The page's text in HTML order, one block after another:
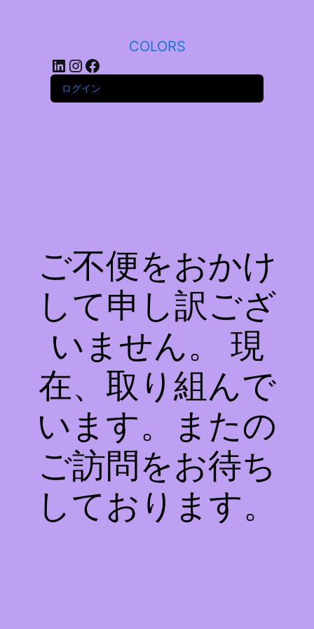
COLORS
LinkedIn
Instagram
Facebook
ログイン
ご不便をおかけ
して申し訳ござ
いません。 現
在、取り組んで
います。またの
ご訪問をお待ち
しております。